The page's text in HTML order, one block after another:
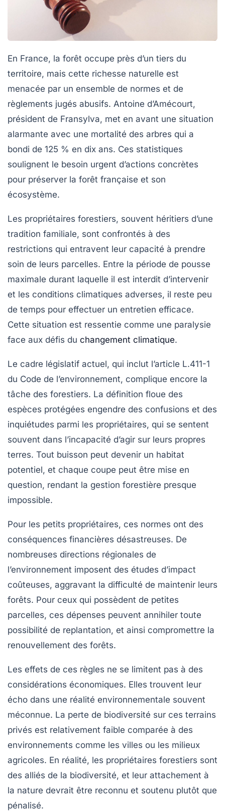
En France, la forêt occupe près d’un tiers du
territoire, mais cette richesse naturelle est
menacée par un ensemble de normes et de
règlements jugés abusifs. Antoine d’Amécourt,
président de Fransylva, met en avant une situation
alarmante avec une mortalité des arbres qui a
bondi de 125 % en dix ans. Ces statistiques
soulignent le besoin urgent d’actions concrètes
pour préserver la forêt française et son
écosystème.
Les propriétaires forestiers, souvent héritiers d’une
tradition familiale, sont confrontés à des
restrictions qui entravent leur capacité à prendre
soin de leurs parcelles. Entre la période de pousse
maximale durant laquelle il est interdit d’intervenir
et les conditions climatiques adverses, il reste peu
de temps pour effectuer un entretien efficace.
Cette situation est ressentie comme une paralysie
face aux défis du changement climatique.
Le cadre législatif actuel, qui inclut l’article L.411-1
du Code de l’environnement, complique encore la
tâche des forestiers. La définition floue des
espèces protégées engendre des confusions et des
inquiétudes parmi les propriétaires, qui se sentent
souvent dans l’incapacité d’agir sur leurs propres
terres. Tout buisson peut devenir un habitat
potentiel, et chaque coupe peut être mise en
question, rendant la gestion forestière presque
impossible.
Pour les petits propriétaires, ces normes ont des
conséquences financières désastreuses. De
nombreuses directions régionales de
l’environnement imposent des études d’impact
coûteuses, aggravant la difficulté de maintenir leurs
forêts. Pour ceux qui possèdent de petites
parcelles, ces dépenses peuvent annihiler toute
possibilité de replantation, et ainsi compromettre la
renouvellement des forêts.
Les effets de ces règles ne se limitent pas à des
considérations économiques. Elles trouvent leur
écho dans une réalité environnementale souvent
méconnue. La perte de biodiversité sur ces terrains
privés est relativement faible comparée à des
environnements comme les villes ou les milieux
agricoles. En réalité, les propriétaires forestiers sont
des alliés de la biodiversité, et leur attachement à
la nature devrait être reconnu et soutenu plutôt que
pénalisé.